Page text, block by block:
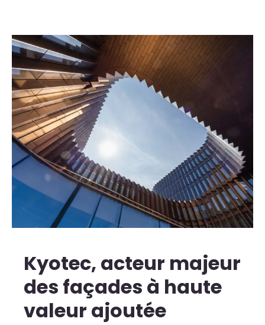
Kyotec, acteur majeur
des façades à haute
valeur ajoutée